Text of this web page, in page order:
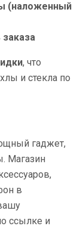
(наложенный
, что
и стекла по
гаджет,
Магазин
в
ссылке и